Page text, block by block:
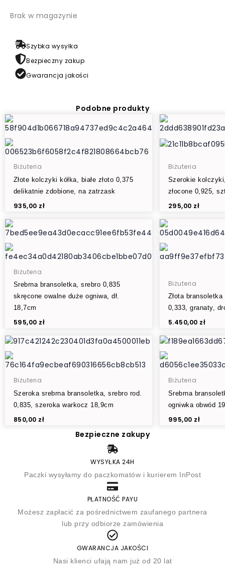
Brak w magazynie
Szybka wysyłka
Bezpieczny zakup
Gwarancja jakości
Podobne produkty
Biżuteria
Złote kolczyki kółka, białe złoto 0,375
delikatnie zdobione, na zatrzask
935,00 zł
Biżuteria
Szerokie
złocone 0,925,
295,00 zł
Biżuteria
Srebrna bransoletka, srebro 0,835
skręcone owalne duże ogniwa, dł.
18,7cm
595,00 zł
Biżuteria
Złota
0,333, granaty,
5.450,00 zł
Biżuteria
Szeroka srebrna bransoletka, srebro rod.
0,835, szeroka warkocz 18,9cm
850,00 zł
Biżuteria
Srebrna
ogniwka obwód
995,00 zł
Bezpieczne zakupy
WYSYŁKA 24H
Paczki wysyłamy do paczkomatów i kurierem InPost
PŁATNOŚĆ PAYU
Możesz zapłacić za pośrednictwem zaufanego partnera
lub przy odbiorze zamówienia
GWARANCJA JAKOŚCI
Nasi klienci ufają nam już od 20 lat